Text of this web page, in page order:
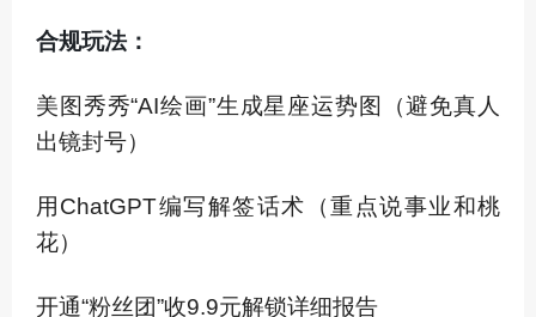
合规玩法：
美图秀秀“AI绘画”生成星座运势图（避免真人
出镜封号）
用ChatGPT编写解签话术（重点说事业和桃
花）
开通“粉丝团”收9.9元解锁详细报告